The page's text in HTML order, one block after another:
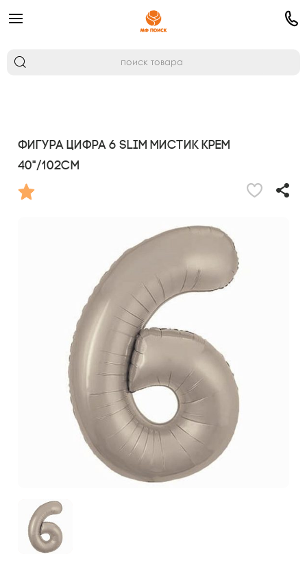
Фигура Цифра 6 Slim Мистик крем
40"/102см